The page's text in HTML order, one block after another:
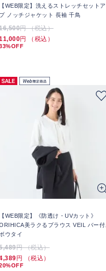
【WEB限定】洗えるストレッチセットア
プ ノッチジャケット 長袖 千鳥
円 （税込）
円 （税込）
【WEB限定】《防透け・UVカット》
美ラクるブラウス VEIL バー付
ボウタイ
円 （税込）
円 （税込）